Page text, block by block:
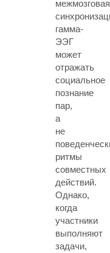
межмозговая
гамма-
ЭЭГ
может
отражать
социальное
познание
пар,
а
не
ритмы
совместных
действий.
Однако,
когда
участники
выполняют
задачи,